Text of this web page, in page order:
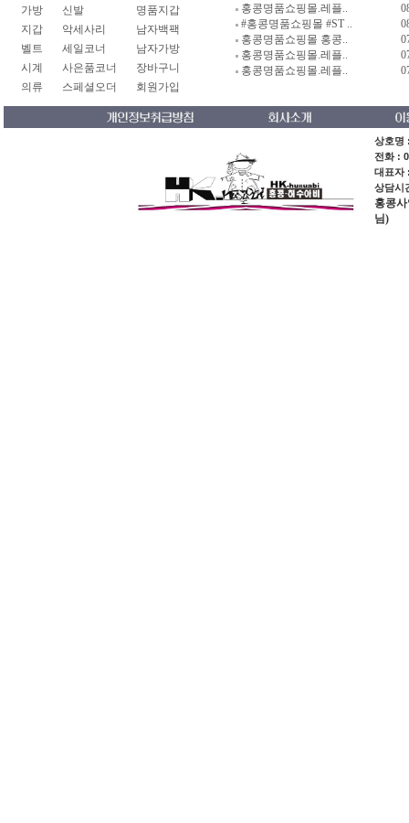
가방 신발
명품지갑
지갑
악세사리
남자백팩
벨트
세일코너
남자가방
시계
사은품코너
장바구니
의류
스페셜오더 회원가입
홍콩명품쇼핑몰.레플..
#홍콩명품쇼핑몰 #ST ..
홍콩명품쇼핑몰 홍콩..
홍콩명품쇼핑몰.레플..
홍콩명품쇼핑몰.레플..
상호명
전화 :
대표자
상담시
홍콩
님)